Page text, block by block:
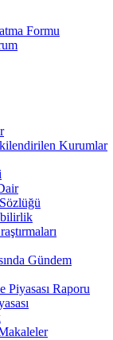
Formu
Kurumlar
Sözlüğü
Gündem
Piyasası Raporu